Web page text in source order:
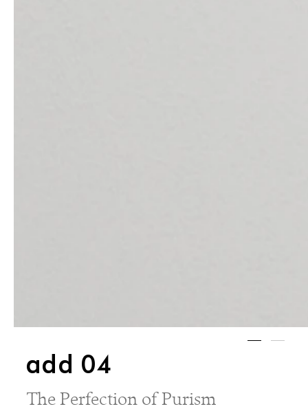
add 04
The Perfection of Purism